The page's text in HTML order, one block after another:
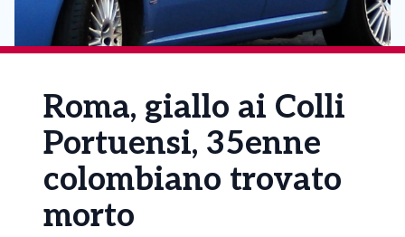
Roma, giallo ai Colli
Portuensi, 35enne
colombiano trovato
morto